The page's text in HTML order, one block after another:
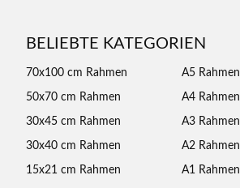
BELIEBTE KATEGORIEN
70x100 cm Rahmen A5 Rahmen
50x70 cm Rahmen A4 Rahmen
30x45 cm Rahmen A3 Rahmen
30x40 cm Rahmen A2 Rahmen
15x21 cm Rahmen A1 Rahmen